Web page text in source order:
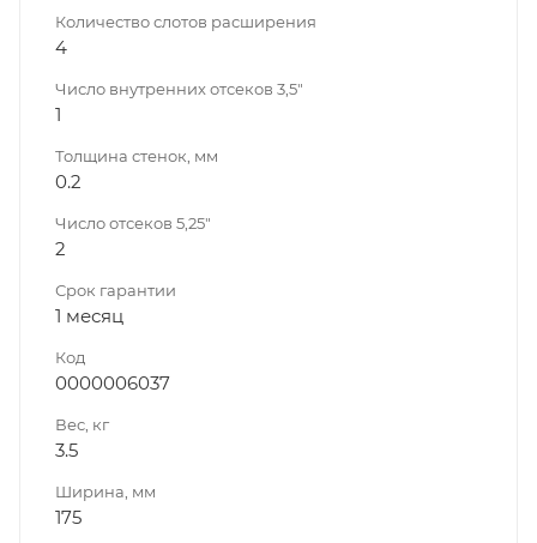
Количество слотов расширения
4
Число внутренних отсеков 3,5"
1
Толщина стенок, мм
0.2
Число отсеков 5,25"
2
Срок гарантии
1 месяц
Код
0000006037
Вес, кг
3.5
Ширина, мм
175